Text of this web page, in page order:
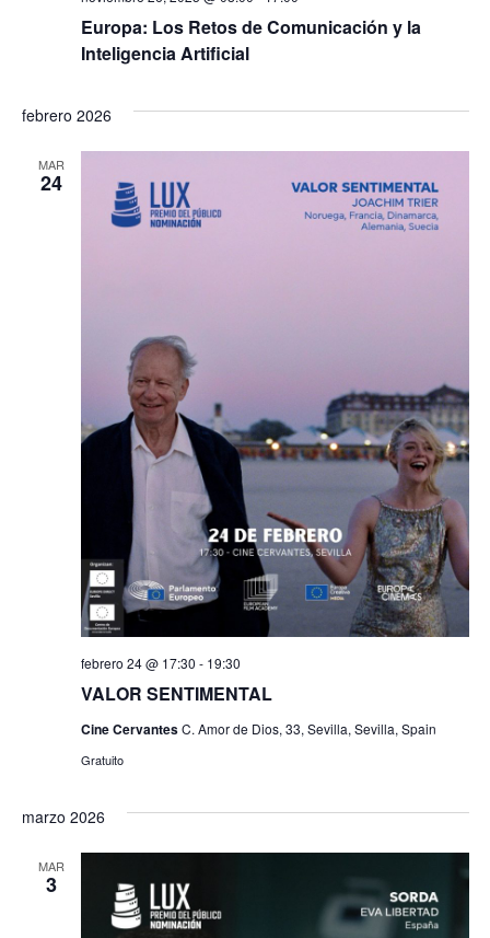
Europa: Los Retos de Comunicación y la
Inteligencia Artificial
febrero 2026
MAR
24
VALOR SENTIMENTAL
febrero 24 @ 17:30 - 19:30
Cine CervantesC. Amor de Dios, 33, Sevilla, Sevilla, Spain
Gratuito
marzo 2026
MAR
3